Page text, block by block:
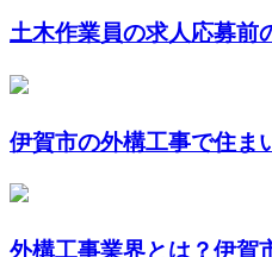
土木作業員の求人応募前
伊賀市の外構工事で住ま
外構工事業界とは？伊賀